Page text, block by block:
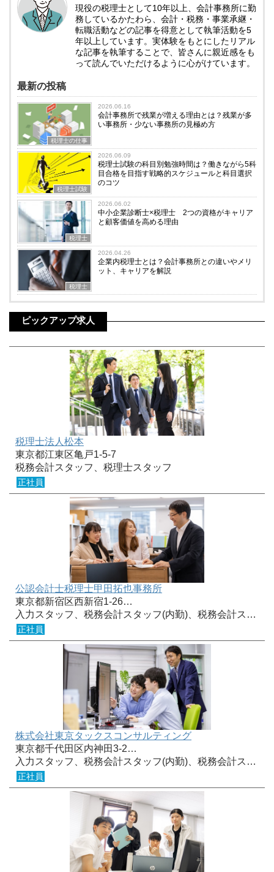
現役の税理士として10年以上、会計事務所に勤
務しているかたわら、会計・税務・事業承継・
転職活動などの記事を得意として執筆活動を5
年以上しています。実体験をもとにしたリアル
な記事を執筆することで、皆さんに親近感をも
って読んでいただけるように心がけています。
最新の投稿
税理士の仕事
2026.06.16
会計事務所で残業が増える理由とは？残業が多
い事務所・少ない事務所の見極め方
税理士試験
2026.06.09
税理士試験の科目別勉強時間は？働きながら5科
目合格を目指す戦略的スケジュールと科目選択
のコツ
税理士
2026.06.02
中小企業診断士×税理士 2つの資格がキャリア
と顧客価値を高める理由
税理士
2026.04.26
企業内税理士とは？会計事務所との違いやメリ
ット、キャリアを解説
ピックアップ求人
税理士法人松本
東京都江東区亀戸1-5-7
税務会計スタッフ、税理士スタッフ
正社員
公認会計士税理士甲田拓也事務所
東京都新宿区西新宿1-26…
入力スタッフ、税務会計スタッフ(内勤)、税務会計ス…
正社員
株式会社東京タックスコンサルティング
東京都千代田区内神田3-2…
入力スタッフ、税務会計スタッフ(内勤)、税務会計ス…
正社員